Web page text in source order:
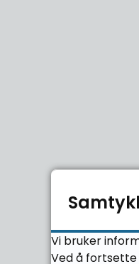
Vi bruker
Ved å fortsette